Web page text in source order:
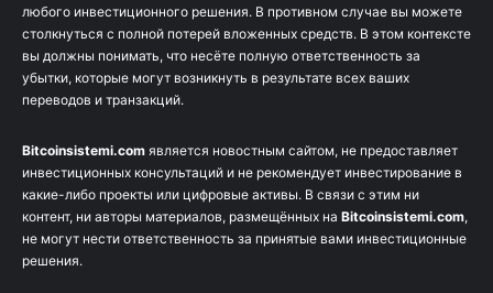
любого инвестиционного решения. В противном случае вы можете
столкнуться с полной потерей вложенных средств. В этом контексте
вы должны понимать, что несёте полную ответственность за
убытки, которые могут возникнуть в результате всех ваших
переводов и транзакций.
Bitcoinsistemi.com является новостным сайтом, не предоставляет
инвестиционных консультаций и не рекомендует инвестирование в
какие-либо проекты или цифровые активы. В связи с этим ни
контент, ни авторы материалов, размещённых на Bitcoinsistemi.com,
не могут нести ответственность за принятые вами инвестиционные
решения.